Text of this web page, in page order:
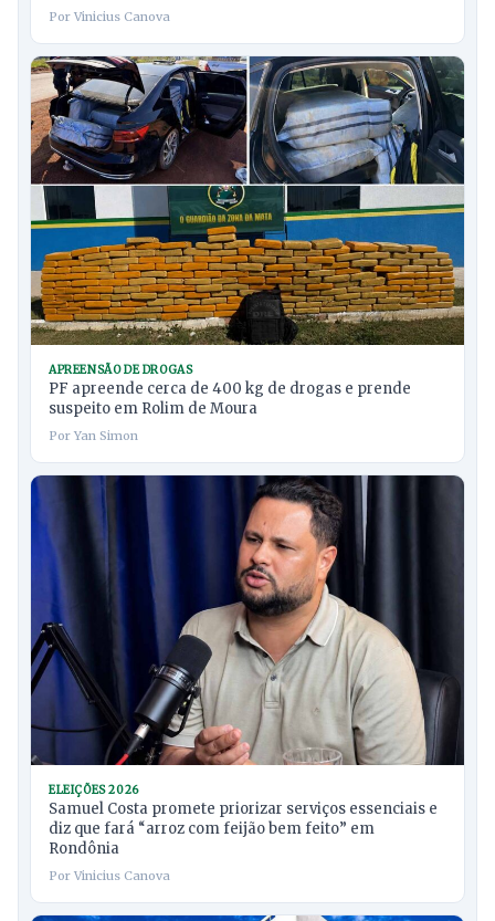
Por Vinicius Canova
APREENSÃO DE DROGAS
PF apreende cerca de 400 kg de drogas e prende
suspeito em Rolim de Moura
Por Yan Simon
ELEIÇÕES 2026
Samuel Costa promete priorizar serviços essenciais e
diz que fará “arroz com feijão bem feito” em
Rondônia
Por Vinicius Canova